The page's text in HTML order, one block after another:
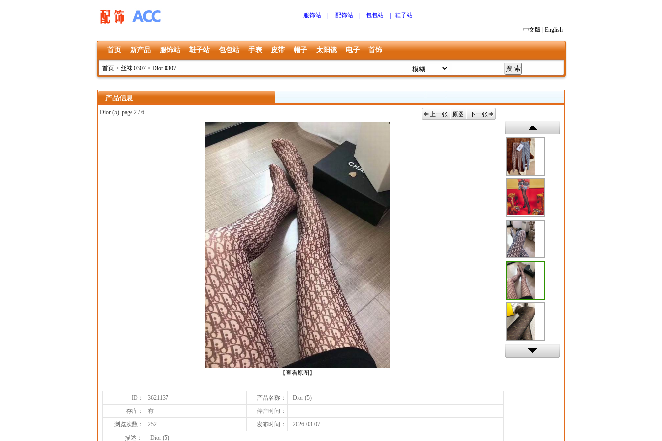
服饰站 配饰站 包包站 鞋子站
中文版 English
首页 新产品 服饰站 鞋子站 包包站 手表 皮带 帽子 太阳镜 电子 首饰
首页 > 丝袜 0307 > Dior 0307
产品信息
Dior (5) page 2 / 6 上一张 原图 下一张
【查看原图】
上一张
下一张
ID： 3621137 产品名称：
Dior (5)
存库：
有
停产时间：
浏览次数：
252 发布时间：
2026-03-07
描述：
Dior (5)